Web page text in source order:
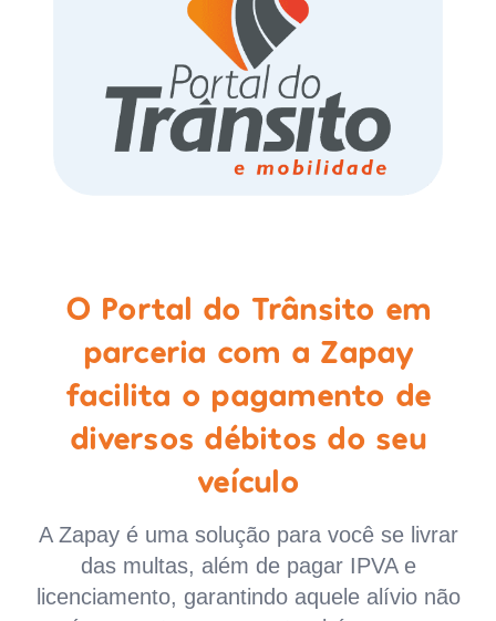
O Portal do Trânsito em
parceria com a Zapay
facilita o pagamento de
diversos débitos do seu
veículo
A Zapay é uma solução para você se livrar
das multas, além de pagar IPVA e
licenciamento, garantindo aquele alívio não